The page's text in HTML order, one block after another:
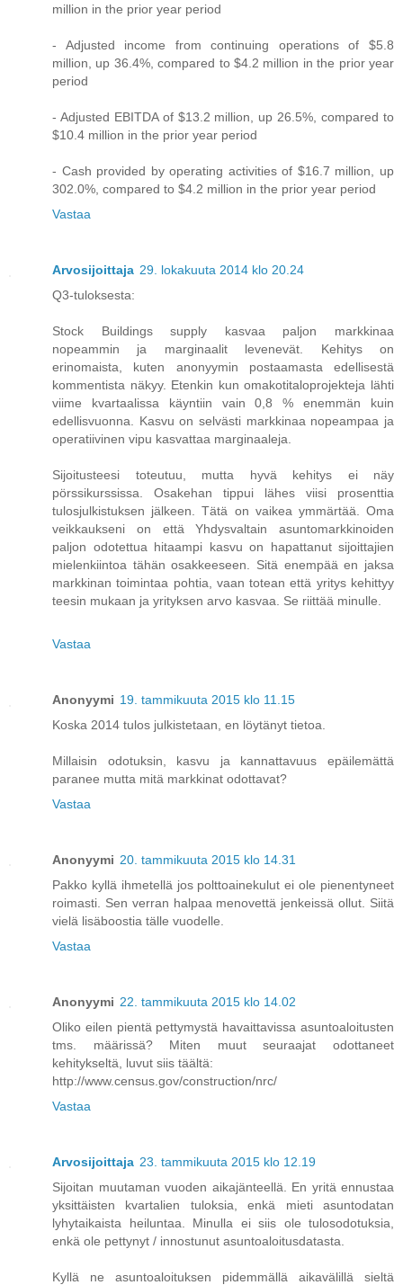
million in the prior year period
- Adjusted income from continuing operations of $5.8
million, up 36.4%, compared to $4.2 million in the prior year
period
- Adjusted EBITDA of $13.2 million, up 26.5%, compared to
$10.4 million in the prior year period
- Cash provided by operating activities of $16.7 million, up
302.0%, compared to $4.2 million in the prior year period
Vastaa
Arvosijoittaja 29. lokakuuta 2014 klo 20.24
Q3-tuloksesta:
Stock Buildings supply kasvaa paljon markkinaa
nopeammin ja marginaalit levenevät. Kehitys on
erinomaista, kuten anonyymin postaamasta edellisestä
kommentista näkyy. Etenkin kun omakotitaloprojekteja lähti
viime kvartaalissa käyntiin vain 0,8 % enemmän kuin
edellisvuonna. Kasvu on selvästi markkinaa nopeampaa ja
operatiivinen vipu kasvattaa marginaaleja.
Sijoitusteesi toteutuu, mutta hyvä kehitys ei näy
pörssikurssissa. Osakehan tippui lähes viisi prosenttia
tulosjulkistuksen jälkeen. Tätä on vaikea ymmärtää. Oma
veikkaukseni on että Yhdysvaltain asuntomarkkinoiden
paljon odotettua hitaampi kasvu on hapattanut sijoittajien
mielenkiintoa tähän osakkeeseen. Sitä enempää en jaksa
markkinan toimintaa pohtia, vaan totean että yritys kehittyy
teesin mukaan ja yrityksen arvo kasvaa. Se riittää minulle.
Vastaa
Anonyymi 19. tammikuuta 2015 klo 11.15
Koska 2014 tulos julkistetaan, en löytänyt tietoa.
Millaisin odotuksin, kasvu ja kannattavuus epäilemättä
paranee mutta mitä markkinat odottavat?
Vastaa
Anonyymi 20. tammikuuta 2015 klo 14.31
Pakko kyllä ihmetellä jos polttoainekulut ei ole pienentyneet
roimasti. Sen verran halpaa menovettä jenkeissä ollut. Siitä
vielä lisäboostia tälle vuodelle.
Vastaa
Anonyymi 22. tammikuuta 2015 klo 14.02
Oliko eilen pientä pettymystä havaittavissa asuntoaloitusten
tms. määrissä? Miten muut seuraajat odottaneet
kehitykseltä, luvut siis täältä:
http://www.census.gov/construction/nrc/
Vastaa
Arvosijoittaja 23. tammikuuta 2015 klo 12.19
Sijoitan muutaman vuoden aikajänteellä. En yritä ennustaa
yksittäisten kvartalien tuloksia, enkä mieti asuntodatan
lyhytaikaista heiluntaa. Minulla ei siis ole tulosodotuksia,
enkä ole pettynyt / innostunut asuntoaloitusdatasta.
Kyllä ne asuntoaloituksen pidemmällä aikavälillä sieltä